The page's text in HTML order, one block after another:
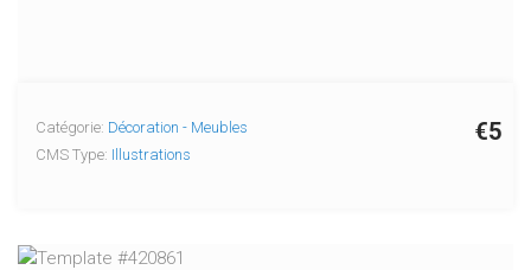
€5
Catégorie: Décoration - Meubles
CMS Type: Illustrations